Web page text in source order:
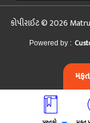
કોપીરાઈટ © 2026
Powered by :